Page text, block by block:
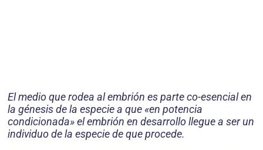
El medio que rodea al embrión es parte co-esencial en
la génesis de la especie a que «en potencia
condicionada» el embrión en desarrollo llegue a ser un
individuo de la especie de que procede.